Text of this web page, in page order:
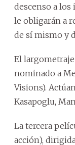
descenso a los
le obligarán a
de sí mismo y
El
nominado a
Visions).
Kasapoglu,
La tercera
acción),